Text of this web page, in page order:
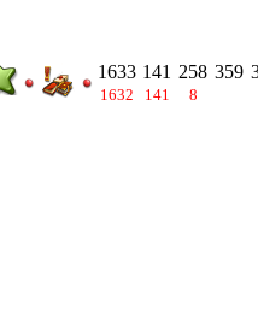
1633
1632
141
141
258
8
359